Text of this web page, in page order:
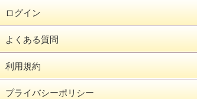
ログイン
よくある質問
利用規約
プライバシーポリシー